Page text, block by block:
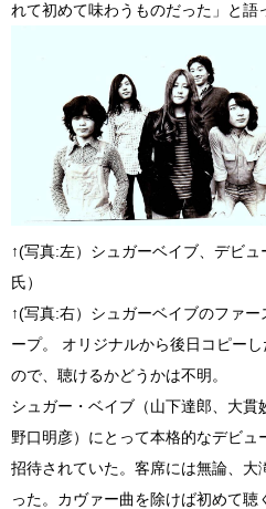
れて初めて味わうものだった」と語
↑(写真:左）シュガーベイブ、デビ
氏）
↑(写真:右）シュガーベイブのファ
ープ。 オリジナルから後日コピー
ので、聴けるかどうかは不明。
シュガー・ベイブ（山下達郎、大貫
野口明彦）にとって本格的なデビ
招待されていた。客席には無論、大
った。カヴァー曲を除けば初めて